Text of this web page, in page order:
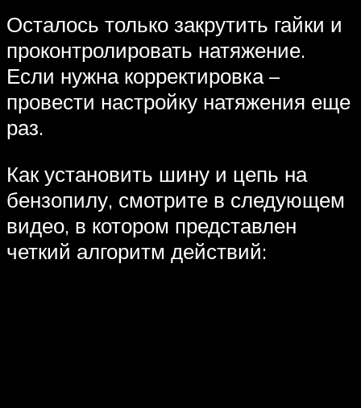
Осталось только закрутить гайки и
проконтролировать натяжение.
Если нужна корректировка –
провести настройку натяжения еще
раз.
Как установить шину и цепь на
бензопилу, смотрите в следующем
видео, в котором представлен
четкий алгоритм действий: